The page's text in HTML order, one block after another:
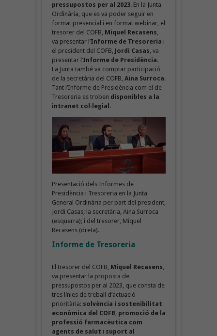
pressupostos per al 2023. En la Junta
Ordinària, que es va poder seguir en
format presencial i en format webinar, el
tresorer del COFB, Miquel Recasens
va presentar l’Informe de Tresoreria i
el president del COFB, Jordi Casas , va
presentar l’Informe de Presidència.
La Junta també va comptar participació
de la secretària del COFB, Aina Surroca.
Tant l’Informe de Presidència com el de
Tresoreria es troben disponibles a la
intranet col·legial .
Presentació dels Informes de
Presidència i Tresoreria en la Junta
General Ordinària per part del president,
Jordi Casas; la secretària, Aina Surroca
(esquerra); i del tresorer, Miquel
Recasens (dreta).
Informe de Tresoreria
El tresorer del COFB, Miquel Recasens
va presentar la proposta de
pressupostos per al 2023, que consta de
tres línies de treball d’actuació
prioritària: solvència i sostenibilitat
econòmica del COFB promoció de la
professió farmacèutica com
agents de salut i suport al